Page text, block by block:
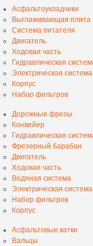
Асфальтоукладчики
Выглаживающая плита
Система питателя
Двигатель
Ходовая часть
Гидравлическая
Электрическая система
Корпус
Набор фильтров
Дорожные фрезы
Конвейер
Гидравлическая
Фрезерный барабан
Двигатель
Ходовая часть
Водяная система
Электрическая система
Набор фильтров
Корпус
Асфальтовые катки
Вальцы